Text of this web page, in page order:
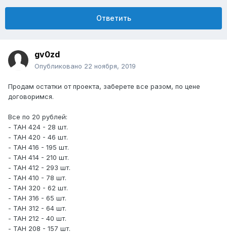
Ответить
gv0zd
Опубликовано 22 ноября, 2019
Продам остатки от проекта, заберете все разом, по цене
договоримся.
Все по 20 рублей:
- ТАН 424 - 28 шт.
- TAH 420 - 46 шт.
- ТАН 416 - 195 шт.
- ТАН 414 - 210 шт.
- ТАН 412 - 293 шт.
- ТАН 410 - 78 шт.
- ТАН 320 - 62 шт.
- ТАН 316 - 65 шт.
- ТАН 312 - 64 шт.
- ТАН 212 - 40 шт.
- ТАН 208 - 157 шт.